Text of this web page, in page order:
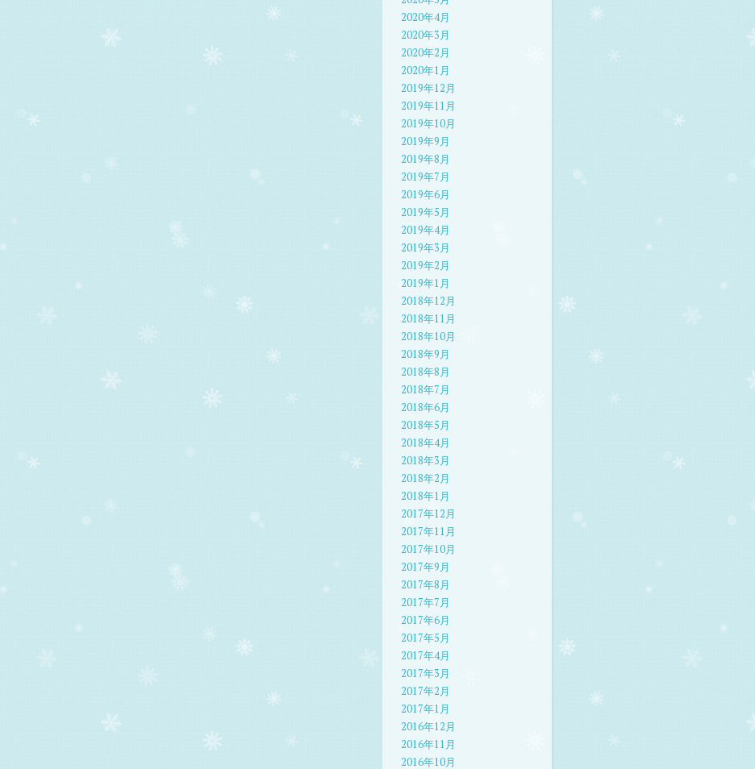
2020年4月
2020年3月
2020年2月
2020年1月
2019年12月
2019年11月
2019年10月
2019年9月
2019年8月
2019年7月
2019年6月
2019年5月
2019年4月
2019年3月
2019年2月
2019年1月
2018年12月
2018年11月
2018年10月
2018年9月
2018年8月
2018年7月
2018年6月
2018年5月
2018年4月
2018年3月
2018年2月
2018年1月
2017年12月
2017年11月
2017年10月
2017年9月
2017年8月
2017年7月
2017年6月
2017年5月
2017年4月
2017年3月
2017年2月
2017年1月
2016年12月
2016年11月
2016年10月